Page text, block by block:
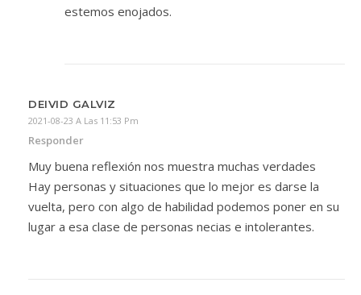
estemos enojados.
DEIVID GALVIZ
2021-08-23 A Las 11:53 Pm
Responder
Muy buena reflexión nos muestra muchas verdades
Hay personas y situaciones que lo mejor es darse la
vuelta, pero con algo de habilidad podemos poner en su
lugar a esa clase de personas necias e intolerantes.